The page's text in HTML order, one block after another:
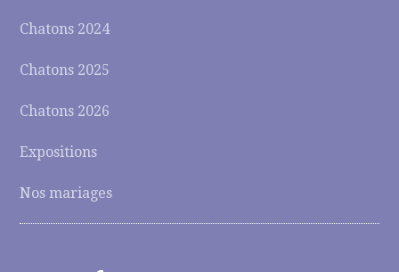
Chatons 2024
Chatons 2025
Chatons 2026
Expositions
Nos mariages